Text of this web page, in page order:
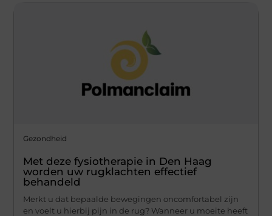
Gezondheid
Met deze fysiotherapie in Den Haag
worden uw rugklachten effectief
behandeld
Merkt u dat bepaalde bewegingen oncomfortabel zijn
en voelt u hierbij pijn in de rug? Wanneer u moeite heeft